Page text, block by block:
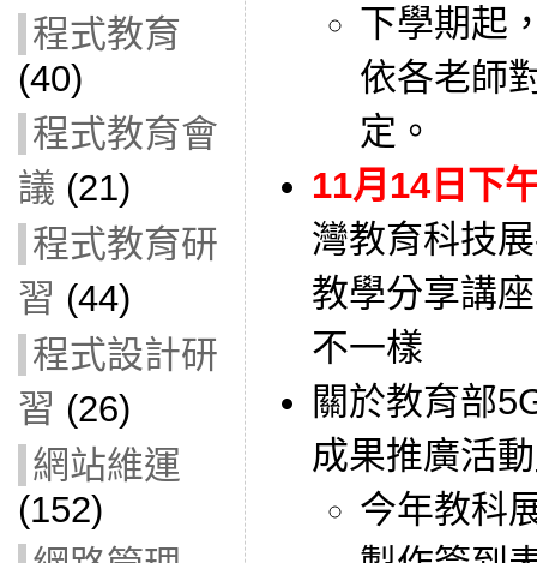
程式教育
(40)
程式教育會
議 (21)
程式教育研
習 (44)
程式設計研
習 (26)
網站維運
(152)
下學期起
依各老師
定。
11月14日下
灣教育科技
教學分享講
不一樣
關於教育部
成果推廣活
今年教科